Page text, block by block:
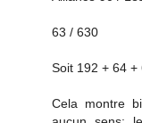
63 / 630
Soit 192 + 64
Cela montre